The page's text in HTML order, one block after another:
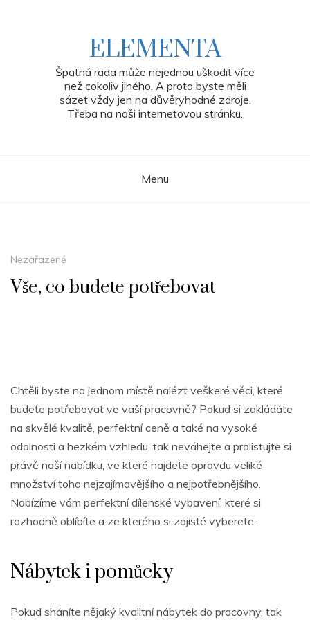
ELEMENTA
Špatná rada může nejednou uškodit více
než cokoliv jiného. A proto byste měli
sázet vždy jen na důvěryhodné zdroje.
Třeba na naši internetovou stránku.
Menu
Nezařazené
Vše, co budete potřebovat
Chtěli byste na jednom místě nalézt veškeré věci, které
budete potřebovat ve vaší pracovně? Pokud si zakládáte
na skvělé kvalitě, perfektní ceně a také na vysoké
odolnosti a hezkém vzhledu, tak neváhejte a prolistujte si
právě naší nabídku, ve které najdete opravdu veliké
množství toho nejzajímavějšího a nejpotřebnějšího.
Nabízíme vám perfektnídílenské vybavení, které si
rozhodně oblíbíte a ze kterého si zajisté vyberete.
Nábytek i pomůcky
Pokud sháníte nějaký kvalitní nábytek do pracovny, tak